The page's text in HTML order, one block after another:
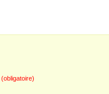
(obligatoire)